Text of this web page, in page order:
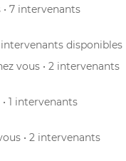
• 7 intervenants
intervenants disponibles
vous • 2 intervenants
1 intervenants
• 2 intervenants